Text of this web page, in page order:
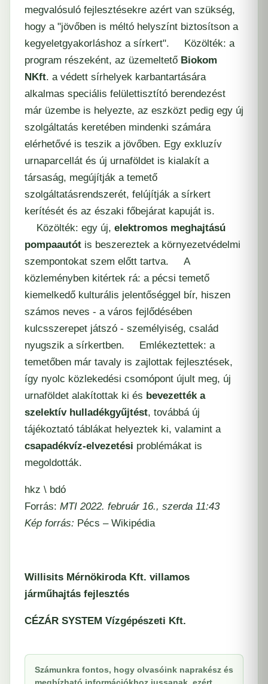
megvalósuló fejlesztésekre azért van szükség,
hogy a "jövőben is méltó helyszínt biztosítson a
kegyeletgyakorláshoz a sírkert". Közölték: a
program részeként, az üzemeltető Biokom
NKft. a védett sírhelyek karbantartására
alkalmas speciális felülettisztító berendezést
már üzembe is helyezte, az eszközt pedig egy új
szolgáltatás keretében mindenki számára
elérhetővé is teszik a jövőben. Egy exkluzív
urnaparcellát és új urnaföldet is kialakít a
társaság, megújítják a temető
szolgáltatásrendszerét, felújítják a sírkert
kerítését és az északi főbejárat kapuját is.
Közölték: egy új, elektromos meghajtású
pompaautót is beszereztek a környezetvédelmi
szempontokat szem előtt tartva. A
közleményben kitértek rá: a pécsi temető
kiemelkedő kulturális jelentőséggel bír, hiszen
számos neves - a város fejlődésében
kulcsszerepet játszó - személyiség, család
nyugszik a sírkertben. Emlékeztettek: a
temetőben már tavaly is zajlottak fejlesztések,
így nyolc közlekedési csomópont újult meg, új
urnaföldet alakítottak ki és bevezették a
szelektív hulladékgyűjtést, továbbá új
tájékoztató táblákat helyeztek ki, valamint a
csapadékvíz-elvezetési problémákat is
megoldották.
hkz \ bdó
Forrás: MTI 2022. február 16., szerda 11:43
Kép forrás: Pécs – Wikipédia
Willisits Mérnökiroda Kft. villamos
járműhajtás fejlesztés
CÉZÁR SYSTEM Vízgépészeti Kft.
Számunkra fontos, hogy olvasóink naprakész és